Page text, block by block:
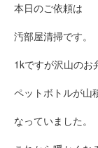
本日のご依頼は
汚部屋清掃です。
1kですが沢山のお
ペットボトルが山
なっていました。